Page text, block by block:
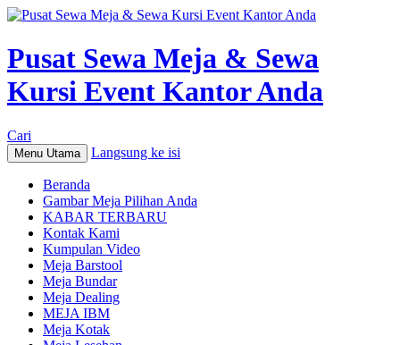
Pusat Sewa Meja & Sewa
Kursi Event Kantor Anda
Cari
Menu Utama Langsung ke isi
Beranda
Gambar Meja Pilihan Anda
KABAR TERBARU
Kontak Kami
Kumpulan Video
Meja Barstool
Meja Bundar
Meja Dealing
MEJA IBM
Meja Kotak